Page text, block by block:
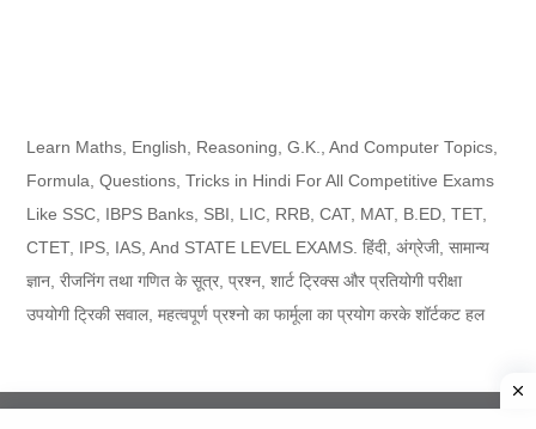
Learn Maths, English, Reasoning, G.K., And Computer Topics,
Formula, Questions, Tricks in Hindi For All Competitive Exams
Like SSC, IBPS Banks, SBI, LIC, RRB, CAT, MAT, B.ED, TET,
CTET, IPS, IAS, And STATE LEVEL EXAMS. हिंदी, अंग्रेजी, सामान्य
ज्ञान, रीजनिंग तथा गणित के सूत्र, प्रश्न, शार्ट ट्रिक्स और प्रतियोगी परीक्षा
उपयोगी ट्रिकी सवाल, महत्वपूर्ण प्रश्नो का फार्मूला का प्रयोग करके शॉर्टकट हल